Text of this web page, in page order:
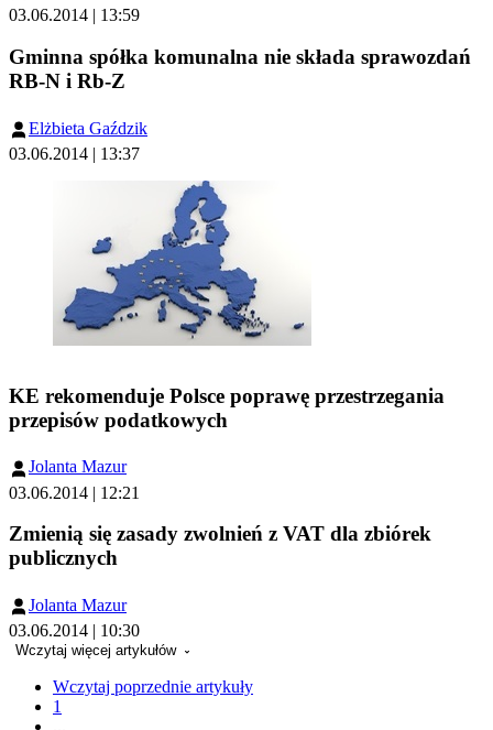
03.06.2014 | 13:59
Gminna spółka komunalna nie składa sprawozdań
RB-N i Rb-Z
Elżbieta Gaździk
03.06.2014 | 13:37
KE rekomenduje Polsce poprawę przestrzegania
przepisów podatkowych
Jolanta Mazur
03.06.2014 | 12:21
Zmienią się zasady zwolnień z VAT dla zbiórek
publicznych
Jolanta Mazur
03.06.2014 | 10:30
Wczytaj więcej artykułów
Wczytaj poprzednie artykuły
1